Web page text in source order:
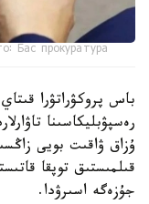
Бас прокуратура
باس پروكۋراتۋرا
رەسپۋبليكاسىنا
ۇزاق ۋاقىت بويى
قىلمىستىق توپقا
جۇزەگە اسىرۋدا.